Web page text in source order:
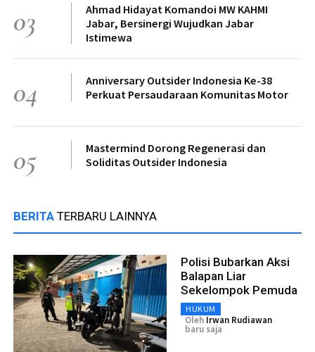
03
Ahmad Hidayat Komandoi MW KAHMI
Jabar, Bersinergi Wujudkan Jabar
Istimewa
04
Anniversary Outsider Indonesia Ke-38
Perkuat Persaudaraan Komunitas Motor
05
Mastermind Dorong Regenerasi dan
Soliditas Outsider Indonesia
BERITA TERBARU LAINNYA
Polisi Bubarkan Aksi
Balapan Liar
Sekelompok Pemuda
HUKUM
Oleh Irwan Rudiawan
baru saja